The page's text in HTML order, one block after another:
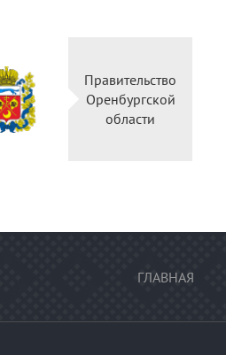
Министерство
культуры
Российской
федерации
ГЛАВНАЯ